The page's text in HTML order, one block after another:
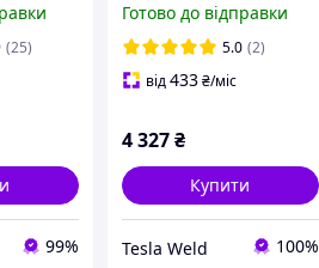
(25)
99%
(4.3 кВт, 265 А) Hot-
Start, Anti-Sticking +
Краги у подарунок
Готово до відправки
5.0 (2)
від433 ₴/міс
4 327 ₴
Купити
Tesla Weld 100%